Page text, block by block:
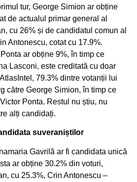
tur, George Simion ar obține
de actualul primar general al
cu 26% și de candidatul comun al
Antonescu, cotat cu 17.9%.
ar obține 9%, în timp ce
Lasconi, este creditată cu doar
79.3% dintre votanții lui
către George Simion, în timp ce
Ponta. Restul nu știu, nu
alți candidați.
suveraniștilor
Gavrilă ar fi candidata unică
ar obține 30.2% din voturi,
cu 25.3%, Crin Antonescu –